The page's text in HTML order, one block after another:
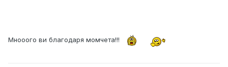
Мнооого ви благодаря момчета!!!